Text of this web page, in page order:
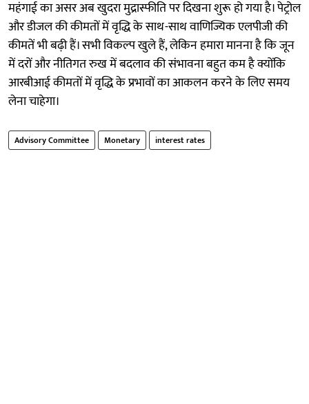
महंगाई का असर अब खुदरा मुद्रास्फीति पर दिखना शुरू हो गया है। पेट्रोल
और डीजल की कीमतों में वृद्धि के साथ-साथ वाणिज्यिक एलपीजी की
कीमतें भी बढ़ी हैं। सभी विकल्प खुले हैं, लेकिन हमारा मानना है कि जून
में दरों और नीतिगत रुख में बदलाव की संभावना बहुत कम है क्योंकि
आरबीआई कीमतों में वृद्धि के प्रभावों का आकलन करने के लिए समय
लेना चाहेगा।
Advisory Committee Monetary interest rates